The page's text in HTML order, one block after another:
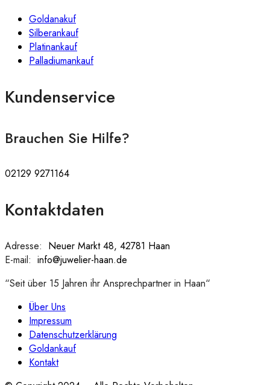
Goldanakuf
Silberankauf
Platinankauf
Palladiumankauf
Kundenservice
Brauchen Sie Hilfe?
02129 9271164
Kontaktdaten
Adresse: Neuer Markt 48, 42781 Haan
E-mail: info@juwelier-haan.de
“Seit über 15 Jahren ihr Ansprechpartner in Haan“
Über Uns
Impressum
Datenschutzerklärung
Goldankauf
Kontakt